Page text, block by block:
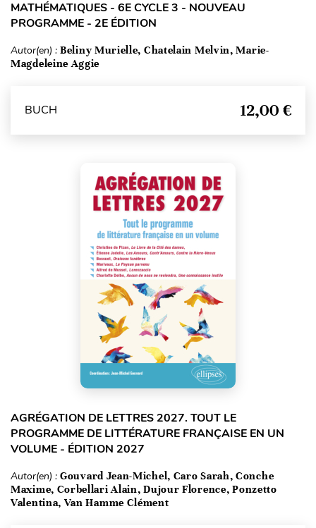
MATHÉMATIQUES - 6E CYCLE 3 - NOUVEAU
PROGRAMME - 2E ÉDITION
Autor(en) : Beliny Murielle, Chatelain Melvin, Marie-
Magdeleine Aggie
BUCH 12,00 €
AGRÉGATION DE LETTRES 2027. TOUT LE
PROGRAMME DE LITTÉRATURE FRANÇAISE EN UN
VOLUME - ÉDITION 2027
Autor(en) : Gouvard Jean-Michel, Caro Sarah, Conche
Maxime, Corbellari Alain, Dujour Florence, Ponzetto
Valentina, Van Hamme Clément